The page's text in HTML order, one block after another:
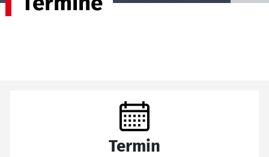
Termin